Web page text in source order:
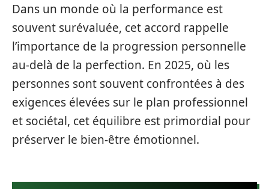
Dans un monde où la performance est
souvent surévaluée, cet accord rappelle
l’importance de la progression personnelle
au-delà de la perfection. En 2025, où les
personnes sont souvent confrontées à des
exigences élevées sur le plan professionnel
et sociétal, cet équilibre est primordial pour
préserver le bien-être émotionnel.